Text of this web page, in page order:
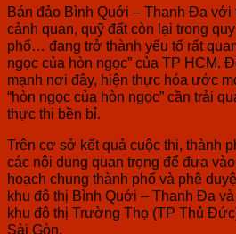
Bán đảo Bình Quới – Thanh Đa với
cảnh quan, quỹ đất còn lại trong
phố… đang trở thành yếu tố rất
ngọc của hòn ngọc” của TP HCM.
mạnh nơi đây, hiện thực hóa ước
“hòn ngọc của hòn ngọc” cần trải
thực thi bền bỉ.
Trên cơ sở kết quả cuộc thi, thành
các nội dung quan trọng để đưa
hoạch chung thành phố và phê
khu đô thị Bình Quới – Thanh Đa
khu đô thị Trường Thọ (TP Thủ
Sài Gòn.